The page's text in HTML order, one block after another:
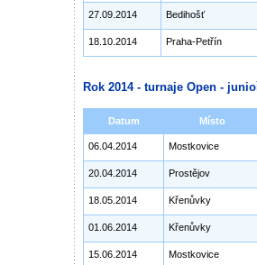
27.09.2014 Bedihošť
18.10.2014 Praha-Petřín
Rok 2014 - turnaje Open -
Datum Místo
06.04.2014 Mostkovice
20.04.2014 Prostějov
18.05.2014 Křenůvky
01.06.2014 Křenůvky
15.06.2014 Mostkovice